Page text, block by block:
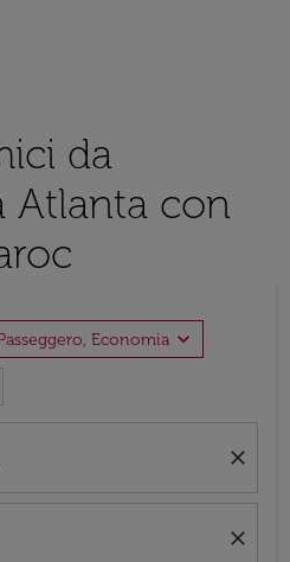
da
Atlanta con
Economia expand_more
close
close